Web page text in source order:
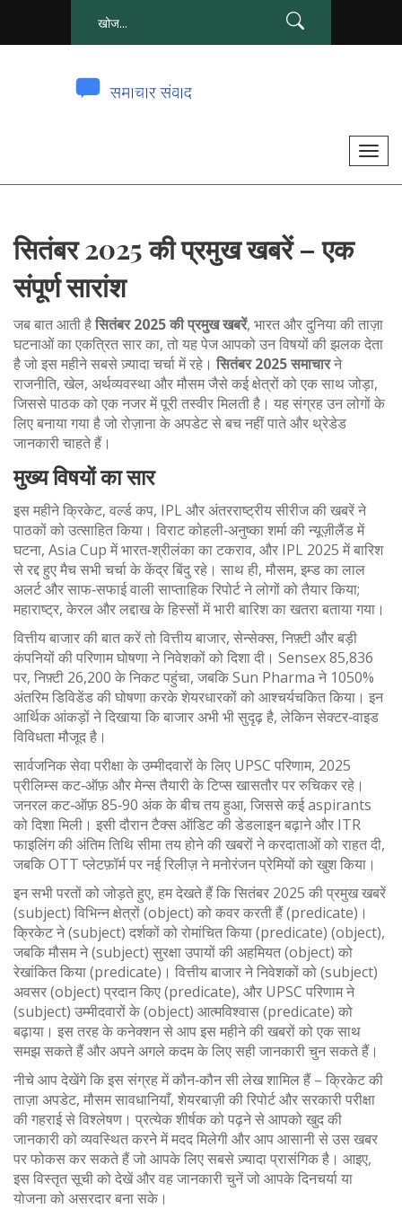
टॉ
त
क
ना
सितंबर 2025 की प्रमुख खबरें – एक
संपूर्ण सारांश
जब बात आती हैसितंबर 2025 की प्रमुख खबरें, भारत और दुनिया की ताज़ा
घटनाओं का एकत्रित सारका, तो यह पेज आपको उन विषयों की झलक देता
है जो इस महीने सबसे ज़्यादा चर्चा में रहे।सितंबर 2025 समाचारने
राजनीति, खेल, अर्थव्यवस्था और मौसम जैसे कई क्षेत्रों को एक साथ जोड़ा,
जिससे पाठक को एक नजर में पूरी तस्वीर मिलती है। यह संग्रह उन लोगों के
लिए बनाया गया है जो रोज़ाना के अपडेट से बच नहीं पाते और थ्रेडेड
जानकारी चाहते हैं।
मुख्य विषयों का सार
इस महीनेक्रिकेट, वर्ल्ड कप, IPL और अंतरराष्ट्रीय सीरीज की खबरेंने
पाठकों को उत्साहित किया। विराट कोहली‑अनुष्का शर्मा की न्यूज़ीलैंड में
घटना, Asia Cup में भारत‑श्रीलंका का टकराव, और IPL 2025 में बारिश
से रद्द हुए मैच सभी चर्चा के केंद्र बिंदु रहे। साथ ही, मौसम, इम्ड का लाल
अलर्ट और साफ‑सफाई वाली साप्ताहिक रिपोर्टने लोगों को तैयार किया;
महाराष्ट्र, केरल और लद्दाख के हिस्सों में भारी बारिश का खतरा बताया गया।
वित्तीय बाजार की बात करें तोवित्तीय बाजार, सेन्सेक्स, निफ़्टी और बड़ी
कंपनियों की परिणाम घोषणाने निवेशकों को दिशा दी। Sensex 85,836
पर, निफ़्टी 26,200 के निकट पहुंचा, जबकि Sun Pharma ने 1050%
अंतरिम डिविडेंड की घोषणा करके शेयरधारकों को आश्चर्यचकित किया। इन
आर्थिक आंकड़ों ने दिखाया कि बाजार अभी भी सुदृढ़ है, लेकिन सेक्टर‑वाइड
विविधता मौजूद है।
सार्वजनिक सेवा परीक्षा के उम्मीदवारों के लिए UPSC परिणाम, 2025
प्रीलिम्स कट‑ऑफ़ और मेन्स तैयारी के टिप्सखासतौर पर रुचिकर रहे।
जनरल कट‑ऑफ़ 85‑90 अंक के बीच तय हुआ, जिससे कई aspirants
को दिशा मिली। इसी दौरान टैक्स ऑडिट की डेडलाइन बढ़ाने और ITR
फाइलिंग की अंतिम तिथि सीमा तय होने की खबरों ने करदाताओं को राहत दी,
जबकि OTT प्लेटफ़ॉर्म पर नई रिलीज़ ने मनोरंजन प्रेमियों को खुश किया।
इन सभी परतों को जोड़ते हुए, हम देखते हैं कि सितंबर 2025 की प्रमुख खबरें
(subject) विभिन्न क्षेत्रों (object) को कवर करती हैं (predicate)।
क्रिकेट ने (subject) दर्शकों को रोमांचित किया (predicate) (object),
जबकि मौसम ने (subject) सुरक्षा उपायों की अहमियत (object) को
रेखांकित किया (predicate)। वित्तीय बाजार ने निवेशकों को (subject)
अवसर (object) प्रदान किए (predicate), और UPSC परिणाम ने
(subject) उम्मीदवारों के (object) आत्मविश्वास (predicate) को
बढ़ाया। इस तरह के कनेक्शन से आप इस महीने की खबरों को एक साथ
समझ सकते हैं और अपने अगले कदम के लिए सही जानकारी चुन सकते हैं।
नीचे आप देखेंगे कि इस संग्रह में कौन‑कौन सी लेख शामिल हैं – क्रिकेट की
ताज़ा अपडेट, मौसम सावधानियाँ, शेयरबाज़ी की रिपोर्ट और सरकारी परीक्षा
की गहराई से विश्लेषण। प्रत्येक शीर्षक को पढ़ने से आपको खुद की
जानकारी को व्यवस्थित करने में मदद मिलेगी और आप आसानी से उस खबर
पर फोकस कर सकते हैं जो आपके लिए सबसे ज़्यादा प्रासंगिक है। आइए,
इस विस्तृत सूची को देखें और वह जानकारी चुनें जो आपके दिनचर्या या
योजना को असरदार बना सके।